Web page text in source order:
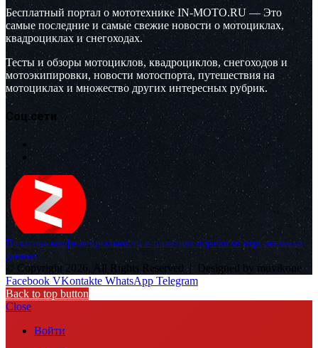
Бесплатный портал о мототехнике IN-MOTO.RU — Это
самые последние и самые свежие новости о мотоциклах,
квадроциклах и снегоходах.
Тесты и обзоры мотоциклов, квадроциклов, снегоходов и
мотоэкипировки, новости мотоспорта, путешествия на
мотоциклах и множество других интересных рубрик.
Соц.сети
Политика конфиденциальности и политика обработки персональных
данных
© Copyright 2026, All Rights Reserved | Designed by muvikone
Facebook VKontakte WhatsApp Telegram
Back to top button
Close
Войти